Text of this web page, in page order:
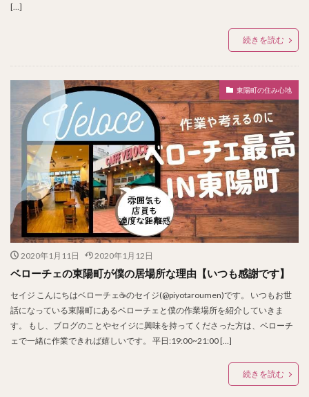
[…]
続きを読む
東陽町の住み心地
2020年1月11日 2020年1月12日
ベローチェの東陽町が僕の居場所な理由【いつも感謝です】
セイジ こんにちはベローチェ☕のセイジ(@piyotaroumen)です。 いつもお世
話になっている東陽町にあるベローチェと僕の作業場所を紹介していきま
す。 もし、ブログのことやセイジに興味を持ってくださった方は、ベローチ
ェで一緒に作業できれば嬉しいです。 平日:19:00~21:00 […]
続きを読む